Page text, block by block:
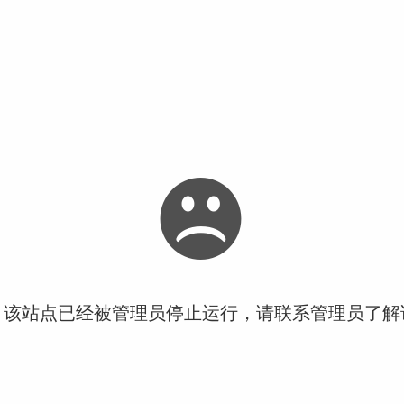
站点已经被管理员停止运行，请联系管理员了